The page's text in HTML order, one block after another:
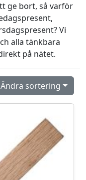
ge bort, så varför
Vi
alla tänkbara
på nätet.
Ändra sortering